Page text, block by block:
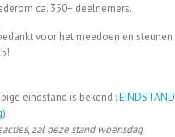
ca. 350+ deelnemers.
voor het meedoen en steunen
eindstand is bekend :EINDSTAND
zal deze stand woensdag